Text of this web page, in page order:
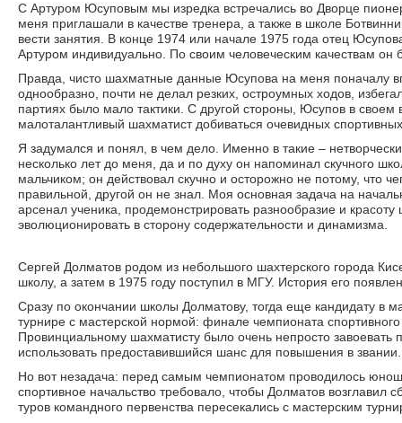
С Артуром Юсуповым мы изредка встречались во Дворце
меня приглашали в качестве тренера, а также в школе
вести занятия. В конце 1974 или начале 1975 года отец
Артуром индивидуально. По своим человеческим качествам
Правда, чисто шахматные данные Юсупова на меня поначалу
однообразно, почти не делал резких, остроумных ходов,
партиях было мало тактики. С другой стороны, Юсупов в
малоталантливый шахматист добиваться очевидных
Я задумался и понял, в чем дело. Именно в такие –
несколько лет до меня, да и по духу он напоминал скучного
мальчиком; он действовал скучно и осторожно не потому, что
правильной, другой он не знал. Моя основная задача на
арсенал ученика, продемонстрировать разнообразие и
эволюционировать в сторону содержательности и динамизма.
Сергей Долматов родом из небольшого шахтерского города
школу, а затем в 1975 году поступил в МГУ. История его
Сразу по окончании школы Долматову, тогда еще кандидату в
турнире с мастерской нормой: финале чемпионата
Провинциальному шахматисту было очень непросто завоевать
использовать предоставившийся шанс для повышения в звании.
Но вот незадача: перед самым чемпионатом проводилось
спортивное начальство требовало, чтобы Долматов возглавил
туров командного первенства пересекались с мастерским